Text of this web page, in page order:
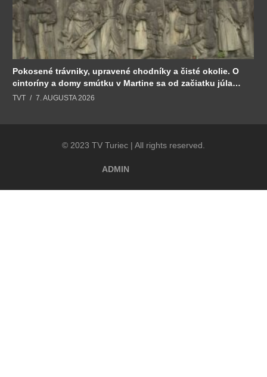
Pokosené trávniky, upravené chodníky a čisté okolie. O
cintoríny a domy smútku v Martine sa od začiatku júla
stará Sociálny podnik.
TVT 7. AUGUSTA 2026
© 2023 TV Turiec | All rights reserved.
ADMIN